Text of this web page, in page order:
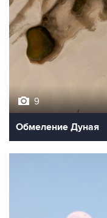
9
Обмеление Дуная